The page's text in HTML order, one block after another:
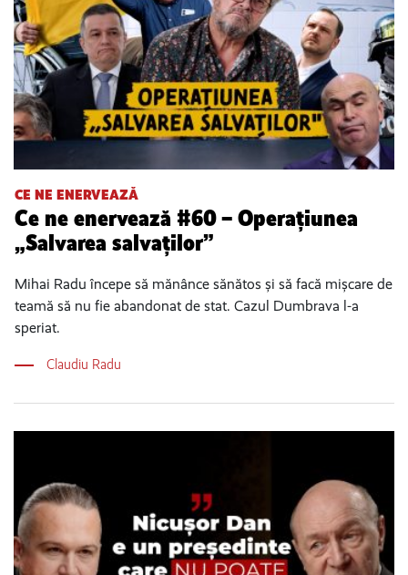
CE NE ENERVEAZĂ
Ce ne enervează #60 – Operațiunea
„Salvarea salvaților”
Mihai Radu începe să mănânce sănătos și să facă mișcare de
teamă să nu fie abandonat de stat. Cazul Dumbrava l-a
speriat.
Claudiu Radu